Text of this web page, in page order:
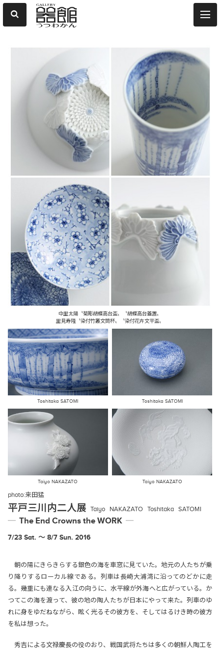
中里太陽〝菊彫胡蝶高台盃〟〝胡蝶高台蓋置〟
里見寿隆〝染付竹叢文筒杯〟〝染付花卉文平盃〟
Toshitaka SATOMI Toshitaka SATOMI
Taiyo NAKAZATO Taiyo NAKAZATO
photo:来田猛
平戸三川内二人展 Taiyo NAKAZATO Toshitaka SATOMI
The End Crowns the WORK
7/23 Sat. 〜 8/7 Sun. 2016
朝の陽にきらきらする銀色の海を車窓に見ていた。地元の人たちが乗
り降りするローカル線である。列車は長崎大浦湾に沿ってのどかに走
る。幾重にも連なる入江の向うに、水平線が外海へと広がっている。か
つてこの海を渡って、彼の地の陶人たちが日本にやって来た。列車のゆ
れに身をゆだねながら、眩く光るその彼方を、そしてはるけき時の彼方
を私は想った。
秀吉による文禄慶長の役のおり、戦国武将たちは多くの朝鮮人陶工を